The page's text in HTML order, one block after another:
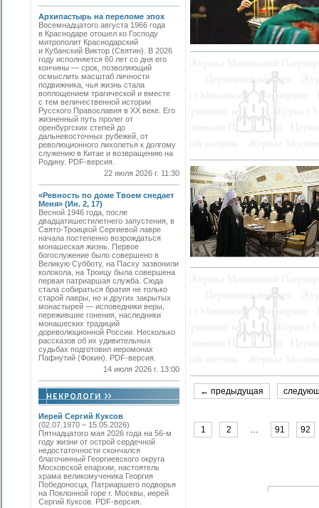
Архипастырь на переломе эпох
Восемнадцатого августа 1966 года
в Краснодаре отошел ко Господу
митрополит Краснодарский
и Кубанский Виктор (Святин). В 2026
году исполняется 60 лет со дня его
кончины — срок, позволяющий
осмыслить масштаб личности
подвижника, чья жизнь стала
воплощением трагической и вместе
с тем величественной истории
Русского Православия в XX веке. Его
жизненный путь пролег от
оренбургских степей до
дальневосточных рубежей, от
революционного лихолетья к долгому
служению в Китае и возвращению на
Родину. PDF-версия.
22 июля 2026 г. 11:30
«Ревность по доме Твоем снедает
Меня» (Ин. 2, 17)
Весной 1946 года, после
двадцатишестилетнего запустения, в
Свято-­Троицкой Сергиевой лавре
начала постепенно возрождаться
монашеская жизнь. Первое
богослужение было совершено в
Великую Субботу, на Пасху зазвонили
колокола, на Троицу была совершена
первая патриаршая служба. Сюда
стала собираться братия не только
старой лавры, но и других закрытых
монастырей — исповедники веры,
пережившие гонения, наследники
монашеских традиций
дореволюционной России. Несколько
рассказов об их удивительных
судьбах подготовил иеромонах
Пафнутий (Фокин). PDF-версия.
14 июля 2026 г. 13:00
Иерей Сергий Куксов
(02.07.1970 – 15.05.2026)
Пятнадцатого мая 2026 года на 56-м
году жизни от острой сердечной
недостаточности скончался
благочинный Георгиевского округа
Московской епархии, настоятель
храма великомученика Георгия
Победоносца, Патриаршего подворья
на Поклонной горе г. Москвы, иерей
Сергий Куксов. PDF-версия.
← предыдущая
1 2 … 91 92